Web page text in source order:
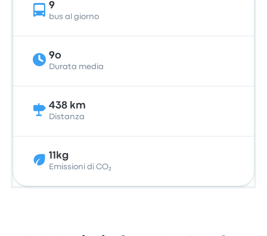
9
bus al giorno
9o
Durata media
438 km
Distanza
11kg
Emissioni di CO₂